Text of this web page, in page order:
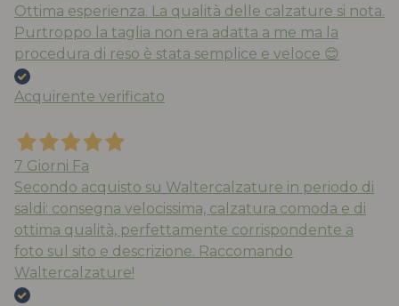
Ottima esperienza. La qualità delle calzature si nota.
Purtroppo la taglia non era adatta a me ma la
procedura di reso è stata semplice e veloce 😊
Acquirente verificato
7 Giorni Fa
Secondo acquisto su Waltercalzature in periodo di
saldi: consegna velocissima, calzatura comoda e di
ottima qualità, perfettamente corrispondente a
foto sul sito e descrizione. Raccomando
Waltercalzature!